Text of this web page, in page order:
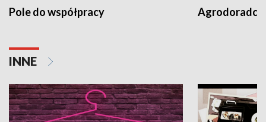
Pole do współpracy Agrodoradcy
INNE